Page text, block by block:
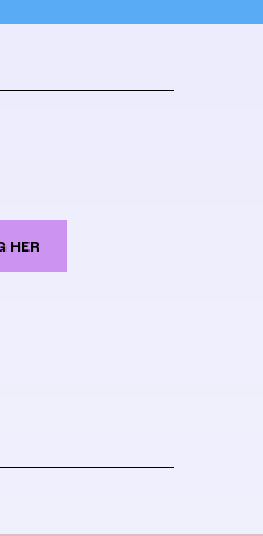
HER